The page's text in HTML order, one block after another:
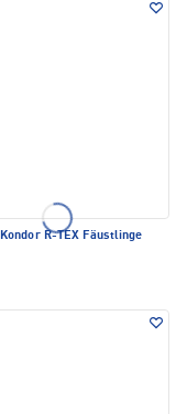
Kondor R-TEX Fäustlinge